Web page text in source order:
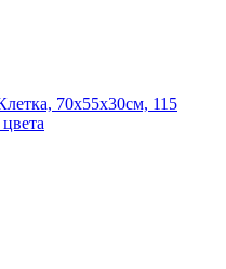
70x55x30см, 115